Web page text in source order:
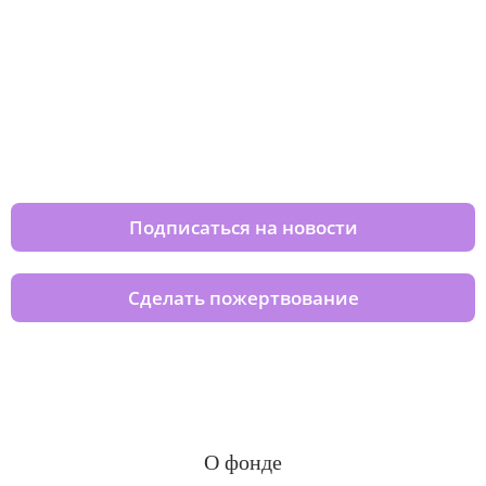
Подписаться на новости
Сделать пожертвование
О фонде